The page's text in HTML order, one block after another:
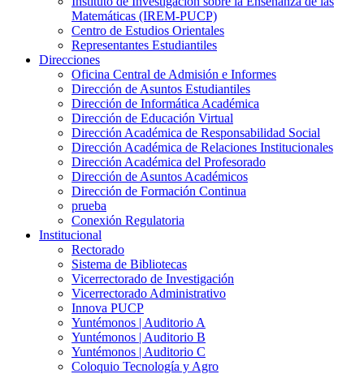
Matemáticas (IREM-PUCP)
Centro de Estudios Orientales
Representantes Estudiantiles
Direcciones
Oficina Central de Admisión e Informes
Dirección de Asuntos Estudiantiles
Dirección de Informática Académica
Dirección de Educación Virtual
Dirección Académica de Responsabilidad Social
Dirección Académica de Relaciones Institucionales
Dirección Académica del Profesorado
Dirección de Asuntos Académicos
Dirección de Formación Continua
prueba
Conexión Regulatoria
Institucional
Rectorado
Sistema de Bibliotecas
Vicerrectorado de Investigación
Vicerrectorado Administrativo
Innova PUCP
Yuntémonos | Auditorio A
Yuntémonos | Auditorio B
Yuntémonos | Auditorio C
Coloquio Tecnología y Agro